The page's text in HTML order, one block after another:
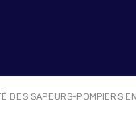
DES SAPEURS-POMPIERS